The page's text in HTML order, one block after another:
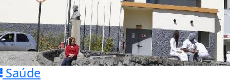
Saúde